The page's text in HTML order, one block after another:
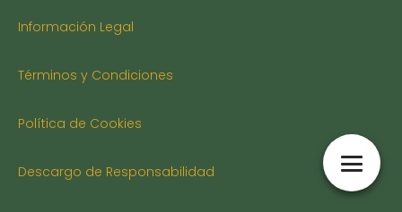
Información Legal
Términos y Condiciones
Política de Cookies
Descargo de Responsabilidad